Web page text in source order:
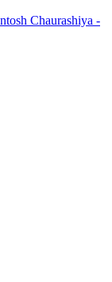
Chaurashiya -